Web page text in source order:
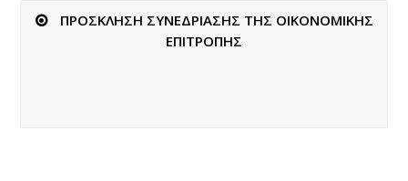
ΠΡΟΣΚΛΗΣΗ ΣΥΝΕΔΡΙΑΣΗΣ ΤΗΣ ΟΙΚΟΝΟΜΙΚΗΣ
ΕΠΙΤΡΟΠΗΣ